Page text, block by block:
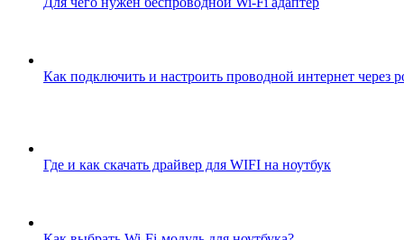
Как подключить и настроить проводной интернет через
Где и как скачать драйвер для WIFI на ноутбук